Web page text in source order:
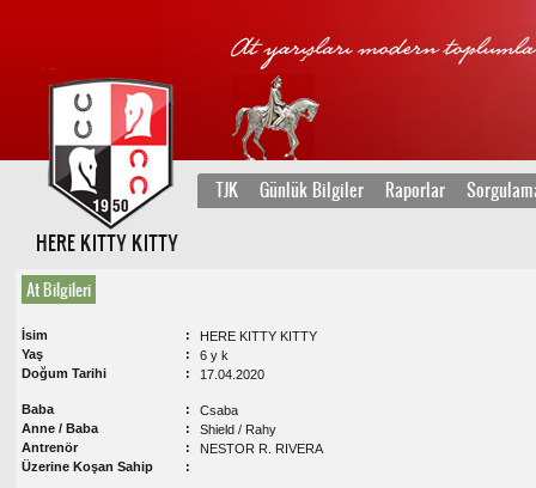
TJK Günlük Bilgiler Raporlar
HERE KITTY KITTY
At Bilgileri
İsim
HERE KITTY KITTY
Yaş
6 y k
Doğum Tarihi
17.04.2020
Baba
Csaba
Anne / Baba
Shield / Rahy
Antrenör
NESTOR R. RIVERA
Üzerine Koşan Sahip